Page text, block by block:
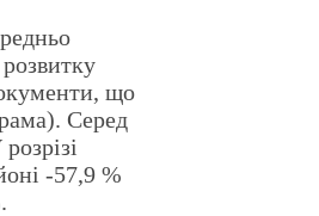
що
Серед
-57,9 %